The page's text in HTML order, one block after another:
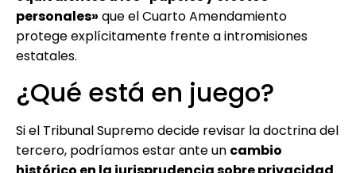
personales» que el Cuarto Amendamiento
protege explícitamente frente a intromisiones
estatales.
¿Qué está en juego?
Si el Tribunal Supremo decide revisar la doctrina del
tercero, podríamos estar ante un cambio